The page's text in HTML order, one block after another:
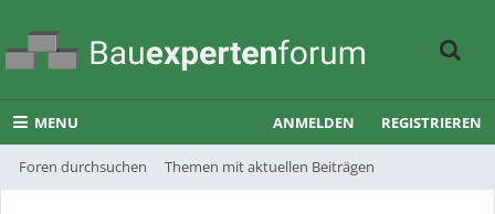
MENU
Foren durchsuchen Themen mit aktuellen Beiträgen
ANMELDEN REGISTRIEREN